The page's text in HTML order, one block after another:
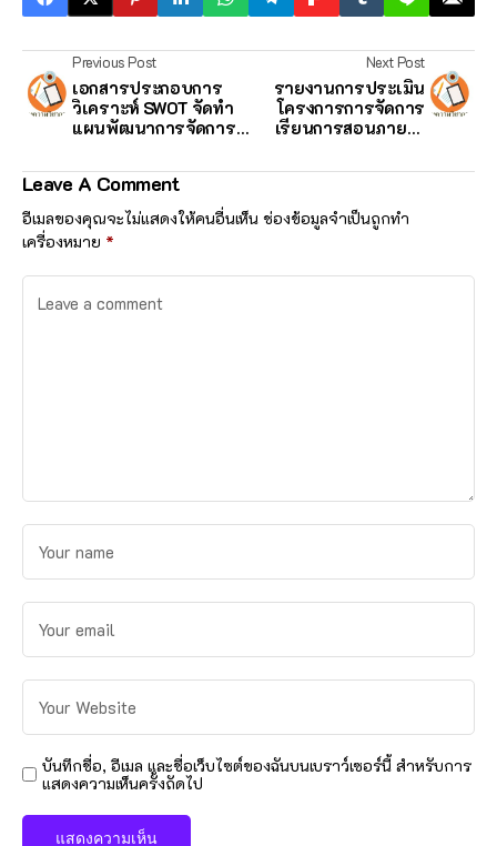
Previous Post
เอกสารประกอบการ
วิเคราะห์ SWOT จัดทำ
แผนพัฒนาการจัดการ
Next Post
รายงานการประเมิน
โครงการการจัดการ
เรียนการสอนภายใต้
ระบาด ของโรคติดเชื้อ
(COVID-19) ของ
โรงเรียนพิบูล
Leave A Comment
อีเมลของคุณจะไม่แสดงให้คนอื่นเห็น ช่องข้อมูลจำเป็นถูกทำ
เครื่องหมาย *
บันทึกชื่อ, อีเมล และชื่อเว็บไซต์ของฉันบนเบราว์เซอร์นี้ สำหรับการ
แสดงความเห็นครั้งถัดไป